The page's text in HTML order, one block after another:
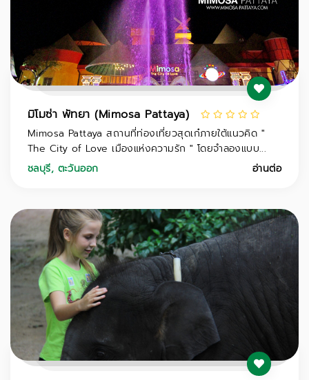
มิโมซ่า พัทยา (Mimosa Pattaya)
Mimosa Pattaya สถานที่ท่องเที่ยวสุดเก๋ภายใต้แนวคิด "
The City of Love เมืองแห่งความรัก " โดยจำลองแบบ...
ชลบุรี, ตะวันออก อ่านต่อ